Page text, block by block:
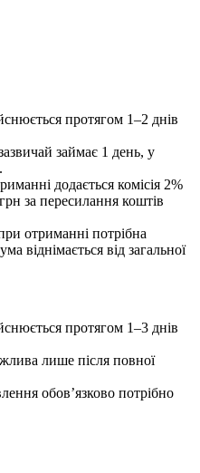
протягом 1–2 днів
займає 1 день, у
додається комісія 2%
за пересилання коштів
отриманні потрібна
віднімається від загальної
протягом 1–3 днів
лише після повної
обов’язково потрібно